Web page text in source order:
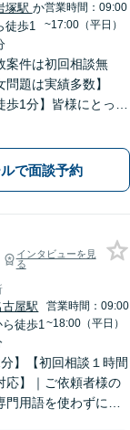
塚駅 か
徒歩1
営業時間：09:00
~17:00（平日）
案件は初回相談無
題は実績多数】
歩1分】皆様にとって
ルで面談予約
インタビューを見
る
古屋駅
ら徒歩1
営業時間：09:00
~18:00（平日）
】【初回相談１時間
応】｜ご依頼者様の
用語を使わずに、